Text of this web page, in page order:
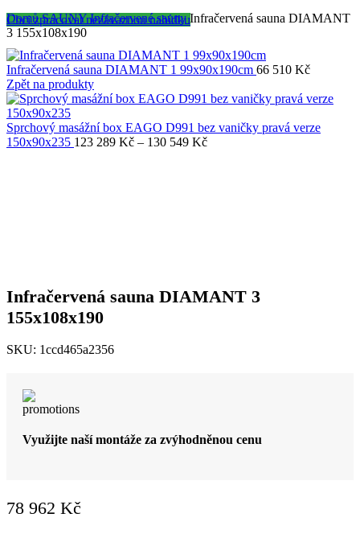
Chci zpracovat nezávaznou nabídku
DomůSAUNYInfračervené saunyInfračervená sauna DIAMANT
3 155x108x190
Infračervená sauna DIAMANT 1 99x90x190cm 66 510 Kč
Zpět na produkty
Sprchový masážní box EAGO D991 bez vaničky pravá verze
150x90x235 123 289 Kč – 130 549 KčRozpětí
Infračervená sauna DIAMANT 3
155x108x190
SKU: 1ccd465a2356
Využijte naší montáže za zvýhodněnou cenu
78 962 Kč